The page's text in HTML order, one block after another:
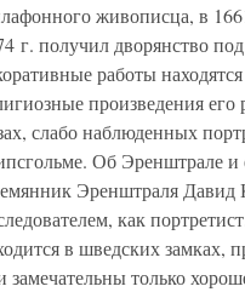
живописца, в
г. получил дворянство
работы
произведения
слабо наблюденных
Об Эренштрале и
Эренштраля Давид
как
в шведских замках,
замечательны только